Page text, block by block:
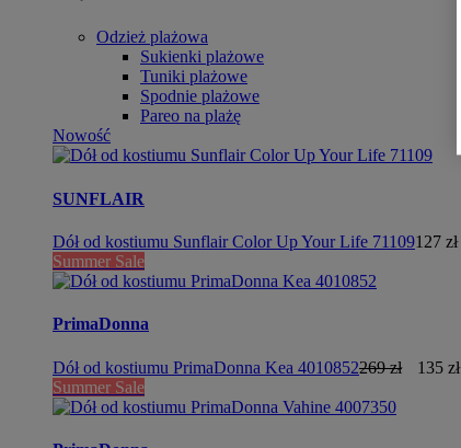
Odzież plażowa
Sukienki plażowe
Tuniki plażowe
Spodnie plażowe
Pareo na plażę
Nowość
SUNFLAIR
Dół od kostiumu Sunflair Color Up Your Life 71109127 zł
Summer Sale
PrimaDonna
Dół od kostiumu PrimaDonna Kea 4010852269 zł 135 zł
Summer Sale